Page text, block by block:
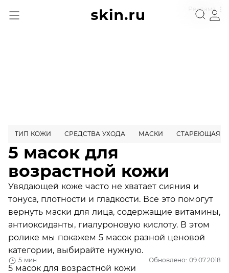
Реклама
5 мин Обновлено: 09.07.2018
ТИП КОЖИ СРЕДСТВА УХОДА МАСКИ СТАРЕЮЩАЯ
5 масок для
возрастной кожи
Увядающей коже часто не хватает сияния и
тонуса, плотности и гладкости. Все это помогут
вернуть маски для лица, содержащие витамины,
антиоксиданты, гиалуроновую кислоту. В этом
ролике мы покажем 5 масок разной ценовой
категории, выбирайте нужную.